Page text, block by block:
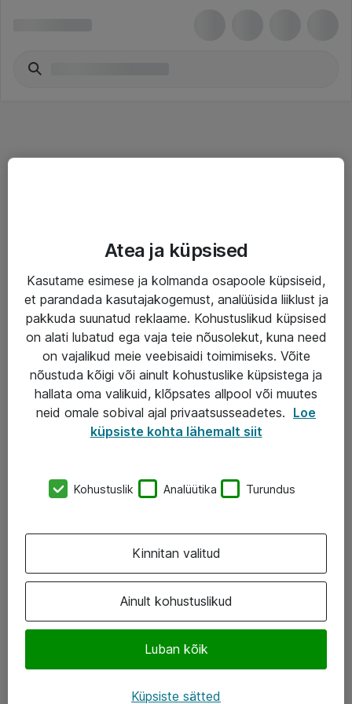
Haldusteenused
Garantii
Turva- ja nõrkvoolulahendused
AS ATEA
+372 659 3591
Järvevana tee 7b, 10112 Tallinn
Facebook
Atea ja küpsised
Kasutame esimese ja kolmanda osapoole küpsiseid,
et parandada kasutajakogemust, analüüsida liiklust ja
pakkuda suunatud reklaame. Kohustuslikud küpsised
on alati lubatud ega vaja teie nõusolekut, kuna need
on vajalikud meie veebisaidi toimimiseks. Võite
nõustuda kõigi või ainult kohustuslike küpsistega ja
hallata oma valikuid, klõpsates allpool või muutes
neid omale sobival ajal privaatsusseadetes. Loe
küpsiste kohta lähemalt siit
Kohustuslik Analüütika Turundus
Ainult kohustuslikud
Luban kõik
Kinnitan valitud
Küpsiste sätted